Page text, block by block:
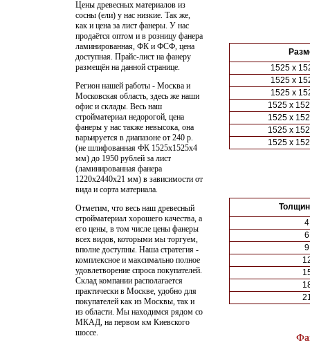
Цены древесных материалов из
сосны (ели) у нас низкие. Так же,
как и цена за лист фанеры. У нас
продаётся оптом и в розницу фанера
ламинированная, ФК и ФСФ, цена
доступная. Прайс-лист на фанеру
размещён на данной странице.
Регион нашей работы - Москва и
Московская область, здесь же наши
офис и склады. Весь наш
стройматериал недорогой, цена
фанеры у нас также невысока, она
варьируется в диапазоне от 240 р.
(не шлифованная ФК 1525х1525х4
мм) до 1950 рублей за лист
(ламинированная фанера
1220х2440х21 мм) в зависимости от
вида и сорта материала.
Отметим, что весь наш древесный
стройматериал хорошего качества, а
его цены, в том числе цены фанеры
всех видов, которыми мы торгуем,
вполне доступны. Наша стратегия -
комплексное и максимально полное
удовлетворение спроса покупателей.
Склад компании располагается
практически в Москве, удобно для
покупателей как из Москвы, так и
из области. Мы находимся рядом со
МКАД, на первом км Киевского
шоссе.
1525 х
1525 х
1525 х
1525 х
1525 х
1525 х
1525 х
4
6
9